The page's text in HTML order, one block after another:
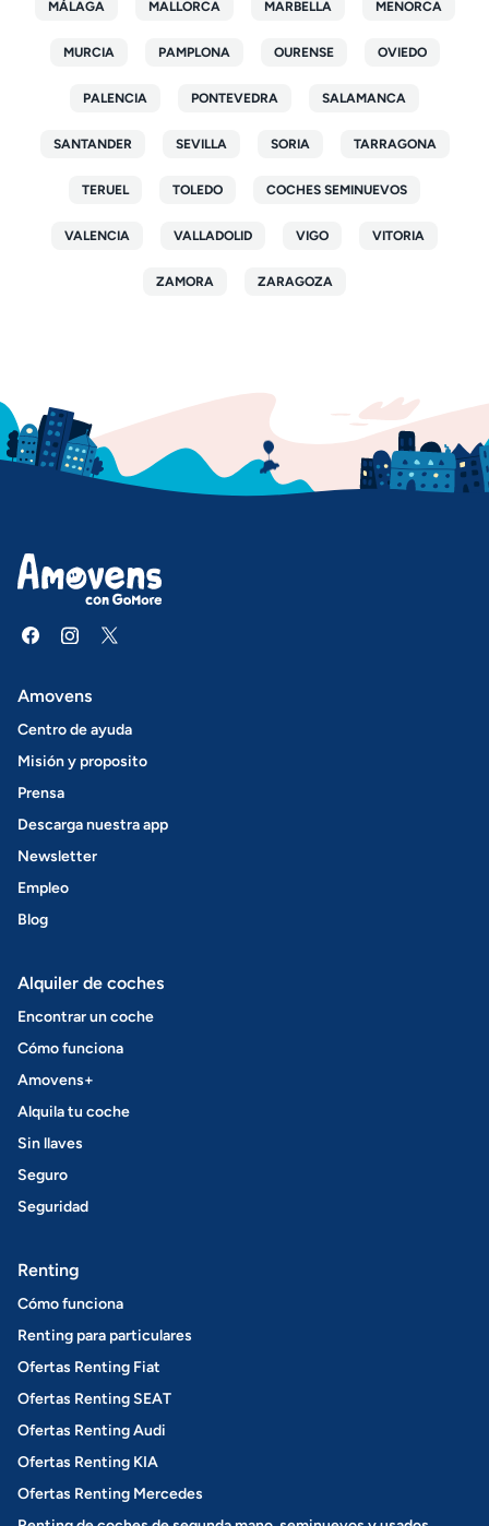
MÁLAGA MALLORCA MARBELLA MENORCA
MURCIA PAMPLONA OURENSE OVIEDO
PALENCIA PONTEVEDRA SALAMANCA
SANTANDER SEVILLA SORIA TARRAGONA
TERUEL TOLEDO COCHES SEMINUEVOS
VALENCIA VALLADOLID VIGO VITORIA
ZAMORA ZARAGOZA
Amovens
Centro de ayuda
Misión y proposito
Prensa
Descarga nuestra app
Newsletter
Empleo
Blog
Alquiler de coches
Encontrar un coche
Cómo funciona
Amovens+
Alquila tu coche
Sin llaves
Seguro
Seguridad
Renting
Cómo funciona
Renting para particulares
Ofertas Renting Fiat
Ofertas Renting SEAT
Ofertas Renting Audi
Ofertas Renting KIA
Ofertas Renting Mercedes